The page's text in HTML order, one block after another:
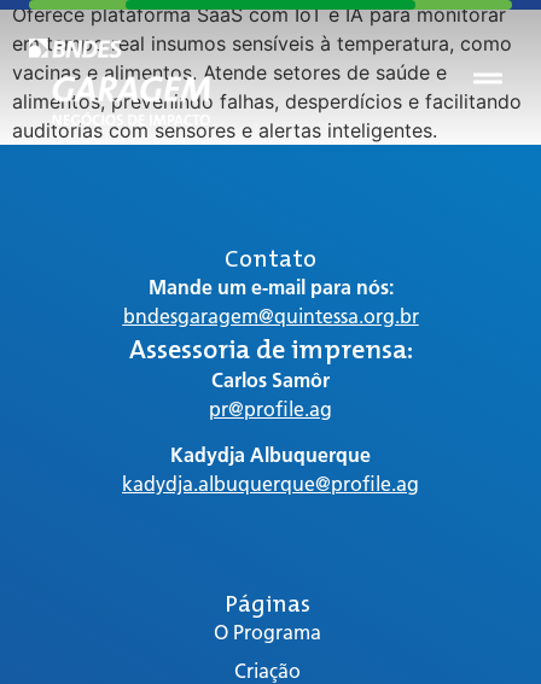
Oferece plataforma SaaS com IoT e IA para monitorar
em tempo real insumos sensíveis à temperatura, como
vacinas e alimentos. Atende setores de saúde e
alimentos, prevenindo falhas, desperdícios e facilitando
auditorias com sensores e alertas inteligentes.
Páginas
O Programa
Criação
Contato
Mande um e-mail para nós:
bndesgaragem@quintessa.org.br
Assessoria de imprensa:
Carlos Samôr
pr@profile.ag
Kadydja Albuquerque
kadydja.albuquerque@profile.ag